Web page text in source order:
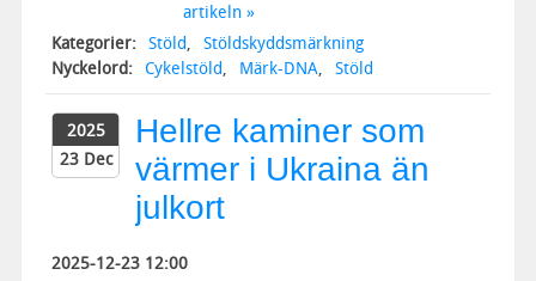
artikeln »
Kategorier: Stöld,
Stöldskyddsmärkning
Nyckelord: Cykelstöld, Märk-DNA, Stöld
2025
23 Dec
Hellre kaminer som
värmer i Ukraina än
julkort
2025-12-23 12:00